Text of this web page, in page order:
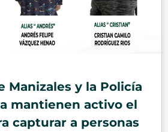
Manizales y la Policía
mantienen activo el
capturar a personas